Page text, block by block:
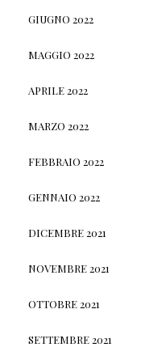
GIUGNO 2022
MAGGIO 2022
APRILE 2022
MARZO 2022
FEBBRAIO 2022
GENNAIO 2022
DICEMBRE 2021
NOVEMBRE 2021
OTTOBRE 2021
SETTEMBRE 2021